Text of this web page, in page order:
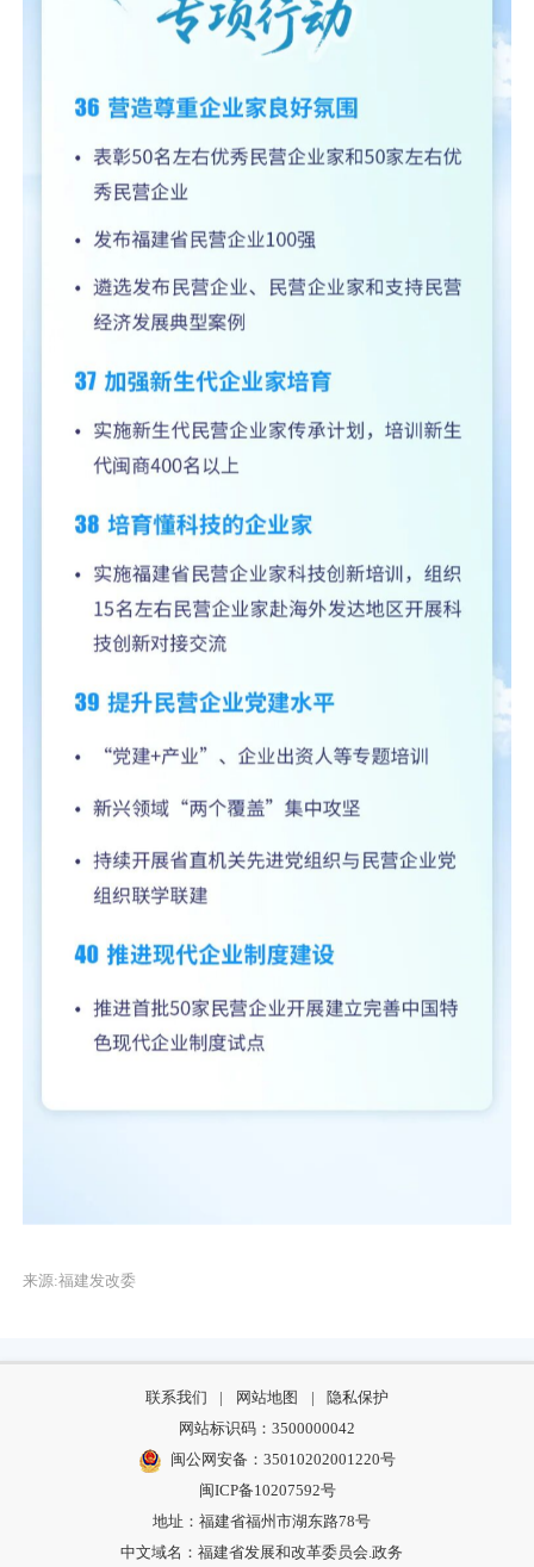
来源:福建发改委
联系我们 | 网站地图 |
隐私保护
网站标识码：3500000042
闽公网安备：35010202001220号
闽ICP备10207592号
地址：福建省福州市湖东路78号
中文域名：福建省发展和改革委员会.政务